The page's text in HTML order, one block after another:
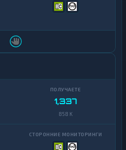
1,337
858 K